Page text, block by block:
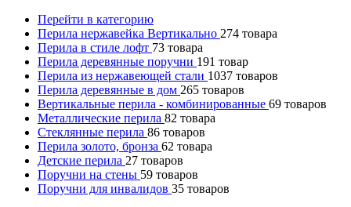
Перейти в категорию
Перила нержавейка Вертикально 274 товара
Перила в стиле лофт 73 товара
Перила деревянные поручни 191 товар
Перила из нержавеющей стали 1037 товаров
Перила деревянные в дом 265 товаров
Вертикальные перила - комбинированные 69 товаров
Металлические перила 82 товара
Стеклянные перила 86 товаров
Перила золото, бронза 62 товара
Детские перила 27 товаров
Поручни на стены 59 товаров
Поручни для инвалидов 35 товаров